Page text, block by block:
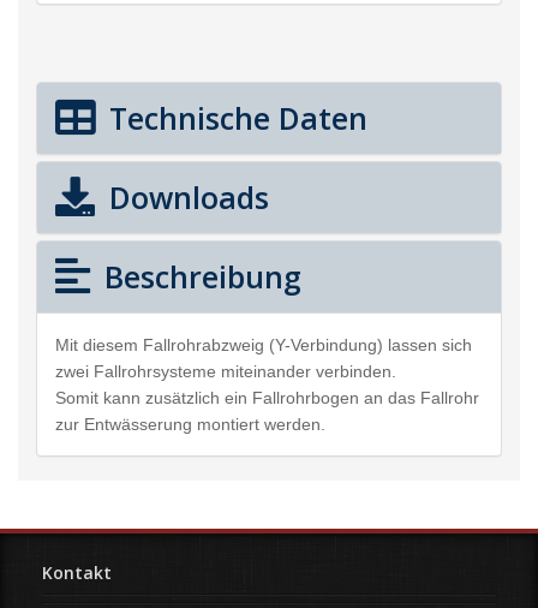
Technische Daten
Downloads
Beschreibung
Mit diesem Fallrohrabzweig (Y-Verbindung) lassen sich
zwei Fallrohrsysteme miteinander verbinden.
Somit kann zusätzlich ein Fallrohrbogen an das Fallrohr
zur Entwässerung montiert werden.
Kontakt